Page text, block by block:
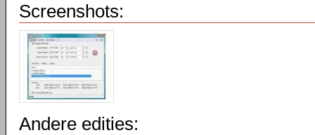
Screenshots:
Andere edities: